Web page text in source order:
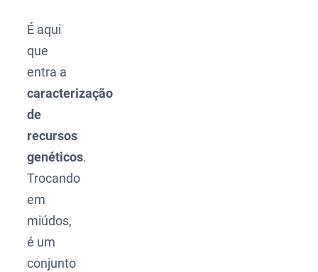
É aqui
que
entra a
caracterização
de
recursos
genéticos.
Trocando
em
miúdos,
é um
conjunto